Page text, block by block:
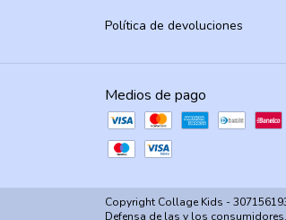
Política de devoluciones
Medios de pago
Copyright Collage Kids -
Defensa de las y los